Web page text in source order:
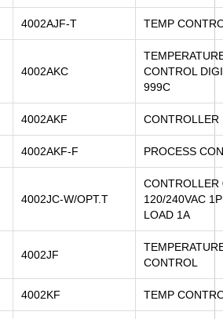
4002AJF-T TEMP
4002AKC
CONTROL
999C
4002AKF CONTROLLER
4002AKF-F PROCESS
4002JC-W/OPT.T
CONTROLLER
120/240VAC
LOAD 1A
4002JF
CONTROL
4002KF TEMP